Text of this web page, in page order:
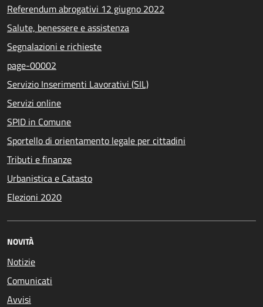
Referendum abrogativi 12 giugno 2022
Salute, benessere e assistenza
Segnalazioni e richieste
page-00002
Servizio Inserimenti Lavorativi (SIL)
Servizi online
SPID in Comune
Sportello di orientamento legale per cittadini
Tributi e finanze
Urbanistica e Catasto
Elezioni 2020
NOVITÀ
Notizie
Comunicati
Avvisi